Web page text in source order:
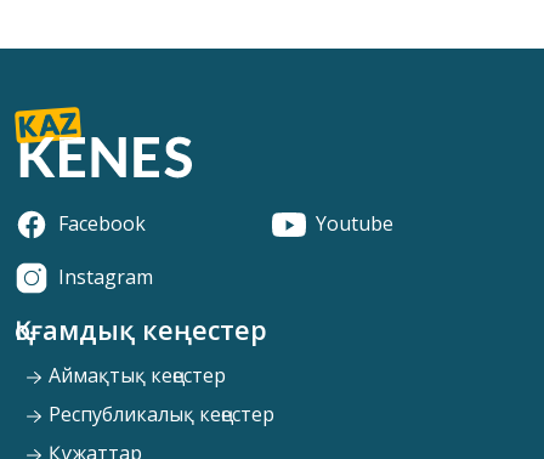
Facebook
Youtube
Instagram
Қоғамдық кеңестер
Аймақтық кеңестер
Республикалық кеңестер
Құжаттар